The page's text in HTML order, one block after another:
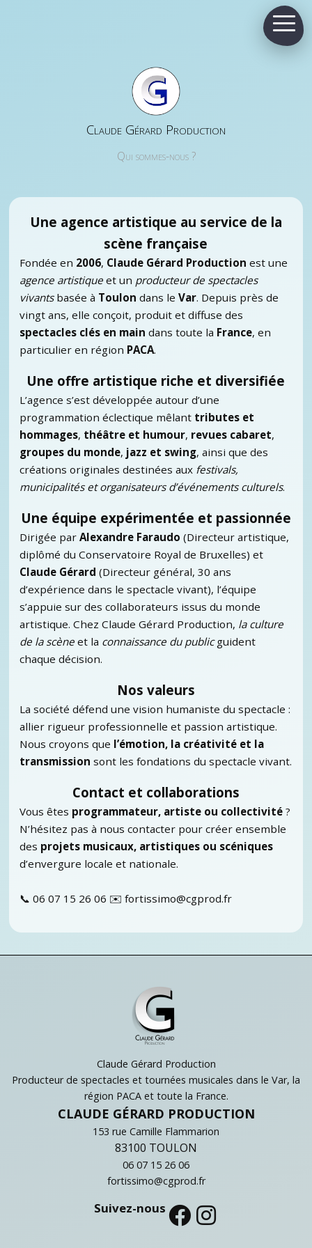
Claude Gérard Production
Qui sommes-nous ?
Une agence artistique au service de la
scène française
Fondée en 2006, Claude Gérard Production est une
agence artistiqueet un producteur de spectacles
vivantsbasée à Toulon dans le Var. Depuis près de
vingt ans, elle conçoit, produit et diffuse des
spectacles clés en main dans toute la France, en
particulier en région PACA.
Une offre artistique riche et diversifiée
L’agence s’est développée autour d’une
programmation éclectique mêlant tributes et
hommages, théâtre et humour, revues cabaret,
groupes du monde, jazz et swing, ainsi que des
créations originales destinées aux festivals,
municipalités et organisateurs d’événements culturels.
Une équipe expérimentée et passionnée
Dirigée par Alexandre Faraudo (Directeur artistique,
diplômé du Conservatoire Royal de Bruxelles) et
Claude Gérard (Directeur général, 30 ans
d’expérience dans le spectacle vivant), l’équipe
s’appuie sur des collaborateurs issus du monde
artistique. Chez Claude Gérard Production, la culture
de la scèneet la connaissance du publicguident
chaque décision.
Nos valeurs
La société défend une vision humaniste du spectacle :
allier rigueur professionnelle et passion artistique.
Nous croyons que l’émotion, la créativité et la
transmission sont les fondations du spectacle vivant.
Contact et collaborations
Vous êtes programmateur, artiste ou collectivité?
N’hésitez pas à nous contacter pour créer ensemble
des projets musicaux, artistiques ou scéniques
d’envergure locale et nationale.
📞 06 07 15 26 06 ✉️ fortissimo@cgprod.fr
Claude Gérard Production
Producteur de spectacles et tournées musicales dans le Var, la
région PACA et toute la France.
CLAUDE GÉRARD PRODUCTION
153 rue Camille Flammarion
83100 TOULON
06 07 15 26 06
fortissimo@cgprod.fr
Suivez-nous